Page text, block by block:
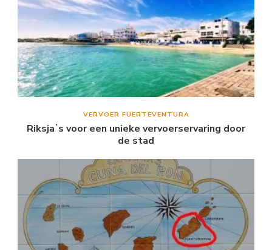
VERVOER FUERTEVENTURA
Riksjaʼs voor een unieke vervoerservaring door
de stad